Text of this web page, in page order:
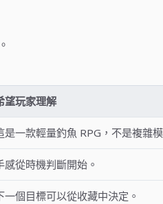
望玩家理解
是一款輕量釣魚 RPG，不是複雜
感從時機判斷開始。
一個目標可以從收藏中決定。